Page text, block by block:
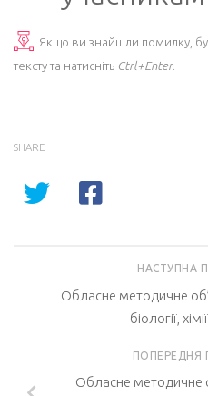
Якщо ви знайшли помилку,
тексту та натисніть Ctrl+Enter.
SHARE
НАСТУПНА
Обласне методичне
біології,
ПОПЕРЕДНЯ
Обласне методичне